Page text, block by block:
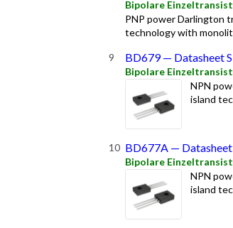
Bipolare
PNP power Darlington
technology with
BD679 — Datasheet
Bipolare
NPN
island
BD677A —
Bipolare
NPN
island